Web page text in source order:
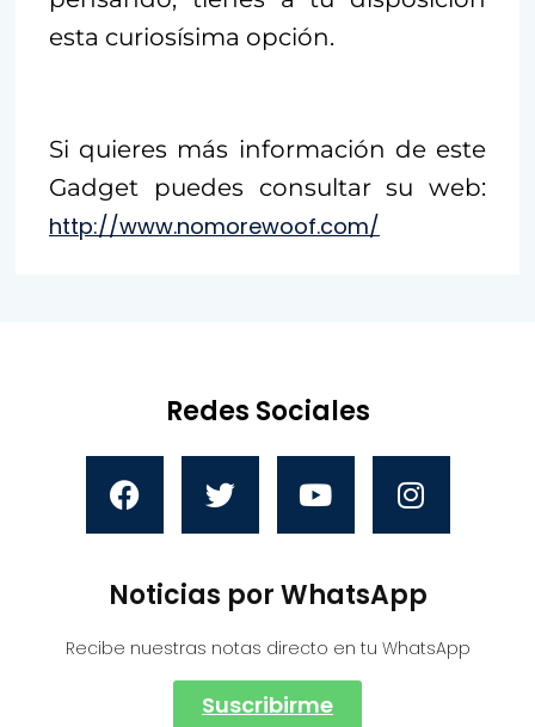
esta curiosísima opción.
Si quieres más información de este
Gadget puedes consultar su web:
http://www.nomorewoof.com/
Redes Sociales
Noticias por WhatsApp
Recibe nuestras notas directo en tu WhatsApp
Suscribirme